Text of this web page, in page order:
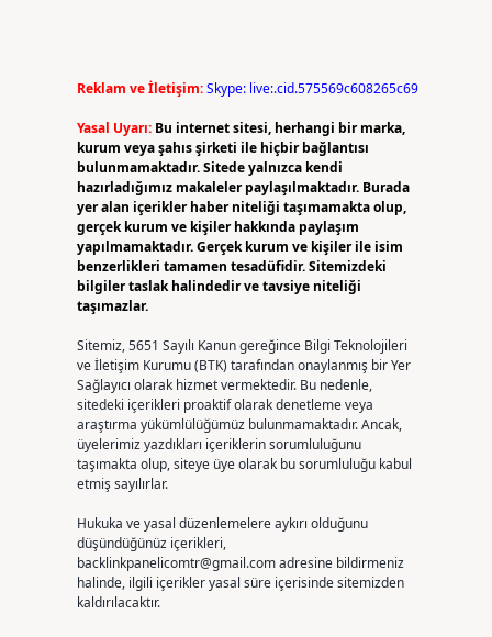
Reklam ve İletişim:Skype: live:.cid.575569c608265c69
Yasal Uyarı: Bu internet sitesi, herhangi bir marka,
kurum veya şahıs şirketi ile hiçbir bağlantısı
bulunmamaktadır. Sitede yalnızca kendi
hazırladığımız makaleler paylaşılmaktadır. Burada
yer alan içerikler haber niteliği taşımamakta olup,
gerçek kurum ve kişiler hakkında paylaşım
yapılmamaktadır. Gerçek kurum ve kişiler ile isim
benzerlikleri tamamen tesadüfidir. Sitemizdeki
bilgiler taslak halindedir ve tavsiye niteliği
taşımazlar.
Sitemiz, 5651 Sayılı Kanun gereğince Bilgi Teknolojileri
ve İletişim Kurumu (BTK) tarafından onaylanmış bir Yer
Sağlayıcı olarak hizmet vermektedir. Bu nedenle,
sitedeki içerikleri proaktif olarak denetleme veya
araştırma yükümlülüğümüz bulunmamaktadır. Ancak,
üyelerimiz yazdıkları içeriklerin sorumluluğunu
taşımakta olup, siteye üye olarak bu sorumluluğu kabul
etmiş sayılırlar.
Hukuka ve yasal düzenlemelere aykırı olduğunu
düşündüğünüz içerikleri,
backlinkpanelicomtr@gmail.comadresine bildirmeniz
halinde, ilgili içerikler yasal süre içerisinde sitemizden
kaldırılacaktır.